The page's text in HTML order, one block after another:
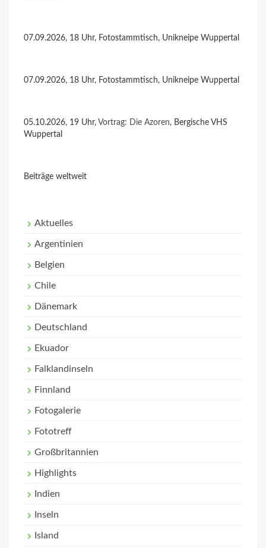
07.09.2026, 18 Uhr, Fotostammtisch, Unikneipe Wuppertal
07.09.2026, 18 Uhr, Fotostammtisch, Unikneipe Wuppertal
05.10.2026, 19 Uhr, Vortrag: Die Azoren, Bergische VHS
Wuppertal
Beiträge weltweit
Aktuelles
Argentinien
Belgien
Chile
Dänemark
Deutschland
Ekuador
Falklandinseln
Finnland
Fotogalerie
Fototreff
Großbritannien
Highlights
Indien
Inseln
Island